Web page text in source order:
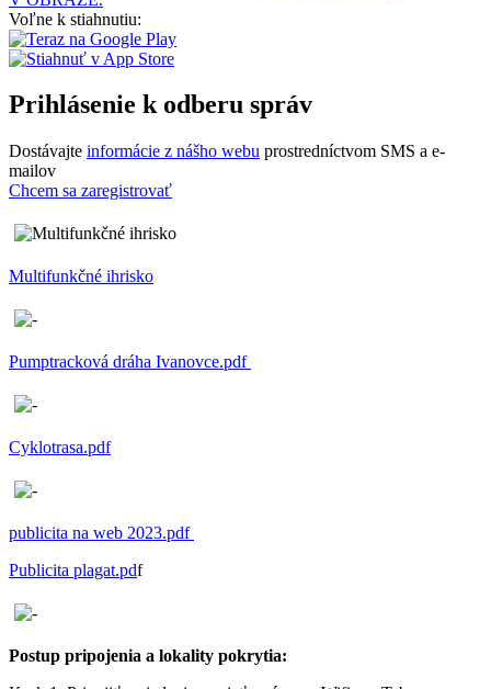
Voľne k stiahnutiu:
Prihlásenie k odberu správ
Dostávajte informácie z nášho webu prostredníctvom SMS a e-
mailov
Chcem sa zaregistrovať
Multifunkčné ihrisko
Pumptracková dráha Ivanovce.pdf
Cyklotrasa.pdf
publicita na web 2023.pdf
Publicita plagat.pdf
Postup pripojenia a lokality pokrytia: